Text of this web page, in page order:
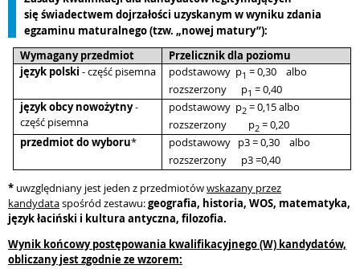
sięświadectwem dojrzałości uzyskanym w wyniku zdania
egzaminu maturalnego (tzw. „nowej matury”):
Wymagany przedmiot
Przelicznik dla poziomu
język polski - część pisemna podstawowy p1 = 0,30
albo
rozszerzony
p1 = 0,40
język obcy nowożytny-
część pisemna
podstawowy p2 = 0,15 albo
rozszerzony
p2 = 0,20
przedmiot do wyboru* podstawowy p3= 0,30
albo
rozszerzony
p3=0,40
* uwzględniany jest jeden z przedmiotówwskazany przez
kandydataspośród zestawu:geografia, historia, WOS, matematyka,
język łaciński i kultura antyczna, filozofia.
Wynik końcowy postępowania kwalifikacyjnego (W) kandydatów,
obliczany jest zgodnie ze wzorem: